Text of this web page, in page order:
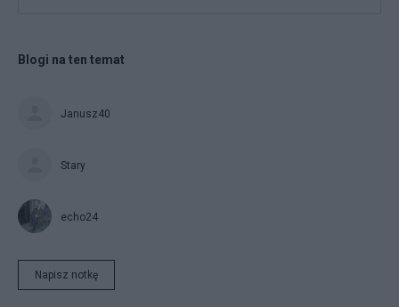
Blogi na ten temat
Janusz40
Stary
echo24
Napisz notkę